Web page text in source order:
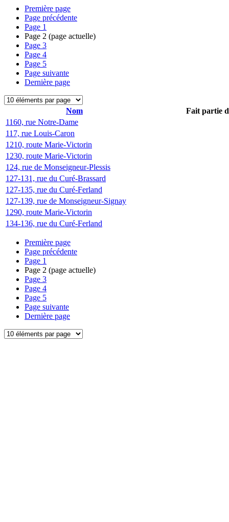
Première page
Page précédente
Page 1
Page 2 (page actuelle)
Page 3
Page 4
Page 5
Page suivante
Dernière page
Nom
Fait partie
1160, rue Notre-Dame
117, rue Louis-Caron
1210, route Marie-Victorin
1230, route Marie-Victorin
124, rue de Monseigneur-Plessis
127-131, rue du Curé-Brassard
127-135, rue du Curé-Ferland
127-139, rue de Monseigneur-Signay
1290, route Marie-Victorin
134-136, rue du Curé-Ferland
Première page
Page précédente
Page 1
Page 2 (page actuelle)
Page 3
Page 4
Page 5
Page suivante
Dernière page